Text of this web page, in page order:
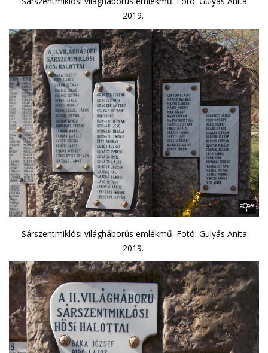
2019.
Sárszentmiklósi világháborús emlékmű. Fotó: Gulyás Anita
2019.